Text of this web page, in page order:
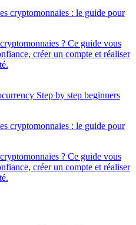
cryptomonnaies : le guide pour
? Ce guide vous
créer un compte et réaliser
cryptomonnaies : le guide pour
? Ce guide vous
créer un compte et réaliser